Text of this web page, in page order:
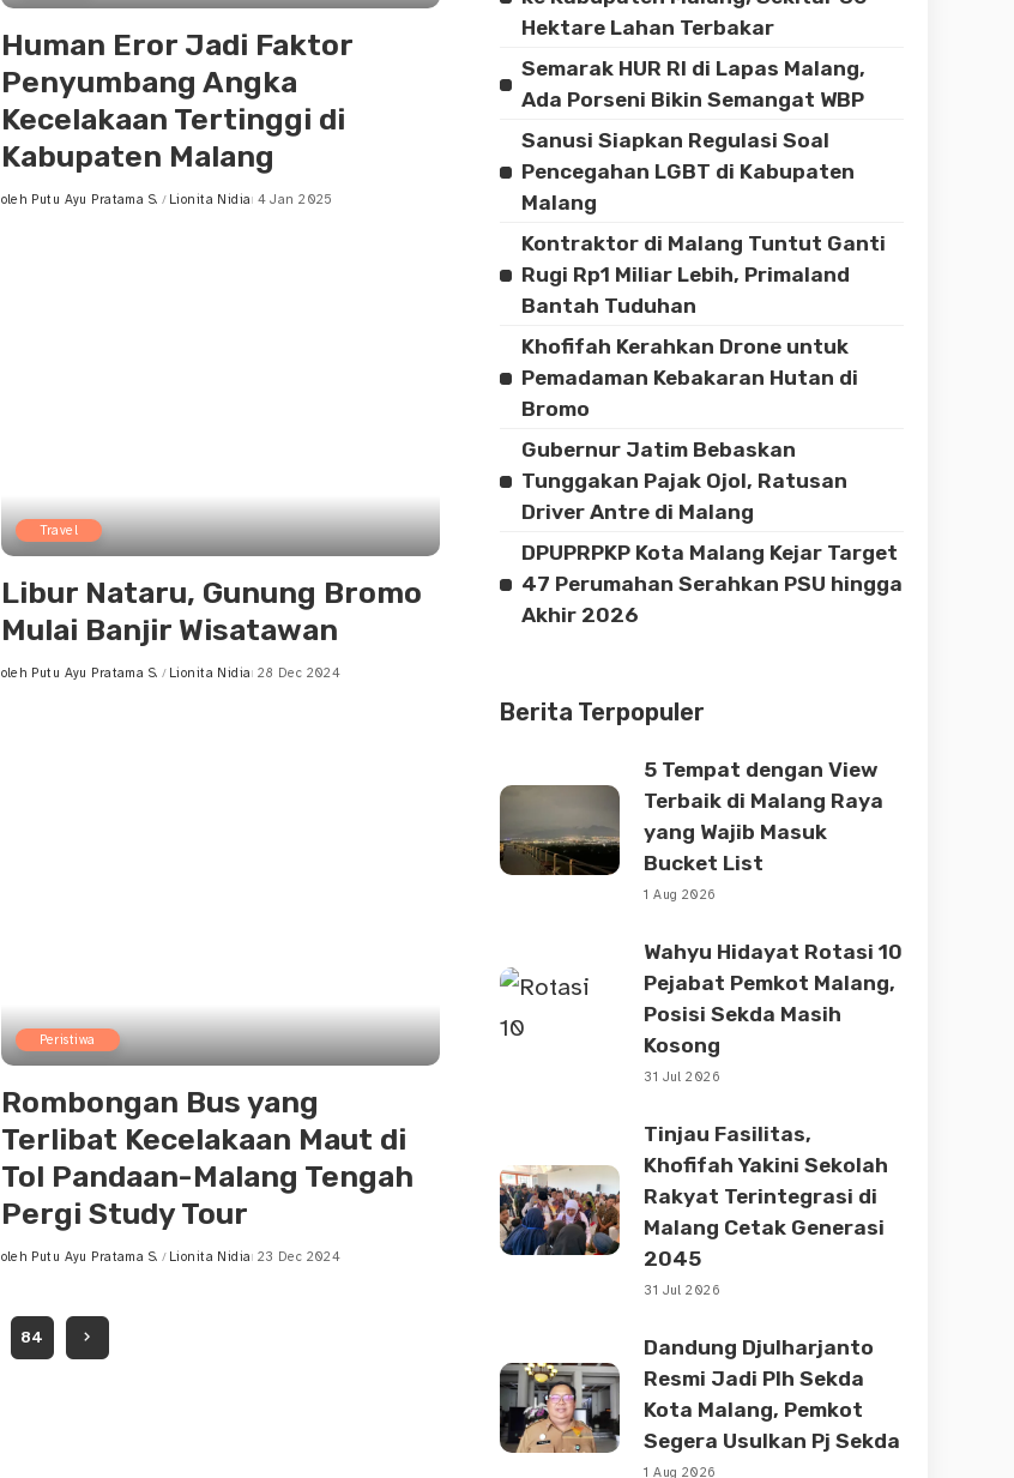
Human Eror Jadi Faktor
Penyumbang Angka
Kecelakaan Tertinggi di
Kabupaten Malang
Posted
oleh Putu Ayu Pratama S. Lionita Nidia 4 Jan 2025
Travel
Libur Nataru, Gunung Bromo
Mulai Banjir Wisatawan
Posted
oleh Putu Ayu Pratama S. Lionita Nidia 28 Dec 2024
Peristiwa
Rombongan Bus yang
Terlibat Kecelakaan Maut di
Tol Pandaan-Malang Tengah
Pergi Study Tour
Posted
oleh Putu Ayu Pratama S. Lionita Nidia 23 Dec 2024
84
Hektare Lahan Terbakar
Semarak HUR RI di Lapas Malang,
Ada Porseni Bikin Semangat WBP
Sanusi Siapkan Regulasi Soal
Pencegahan LGBT di Kabupaten
Malang
Kontraktor di Malang Tuntut Ganti
Rugi Rp1 Miliar Lebih, Primaland
Bantah Tuduhan
Khofifah Kerahkan Drone untuk
Pemadaman Kebakaran Hutan di
Bromo
Gubernur Jatim Bebaskan
Tunggakan Pajak Ojol, Ratusan
Driver Antre di Malang
DPUPRPKP Kota Malang Kejar Target
47 Perumahan Serahkan PSU hingga
Akhir 2026
Berita Terpopuler
5 Tempat dengan View
Terbaik di Malang Raya
yang Wajib Masuk
Bucket List
1 Aug 2026
Wahyu Hidayat Rotasi 10
Pejabat Pemkot Malang,
Posisi Sekda Masih
Kosong
31 Jul 2026
Tinjau Fasilitas,
Khofifah Yakini Sekolah
Rakyat Terintegrasi di
Malang Cetak Generasi
2045
31 Jul 2026
Dandung Djulharjanto
Resmi Jadi Plh Sekda
Kota Malang, Pemkot
Segera Usulkan Pj Sekda
1 Aug 2026